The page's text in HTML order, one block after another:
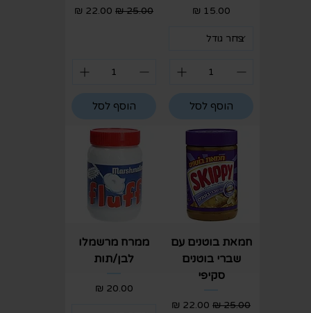
מחיר
הוסף לסל
מחיר רגיל מחיר מבצע
הוסף לסל
חמאת בוטנים עם
שברי בוטנים
סקיפי
מחיר רגיל מחיר מבצע
ממרח מרשמלו
לבן/תות
מחיר